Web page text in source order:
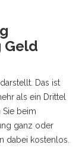
Geld
Das ist
als ein Drittel
Sie beim
ganz oder
dabei kostenlos.